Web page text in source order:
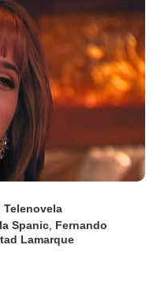
Telenovela
Spanic Fernando
Lamarque